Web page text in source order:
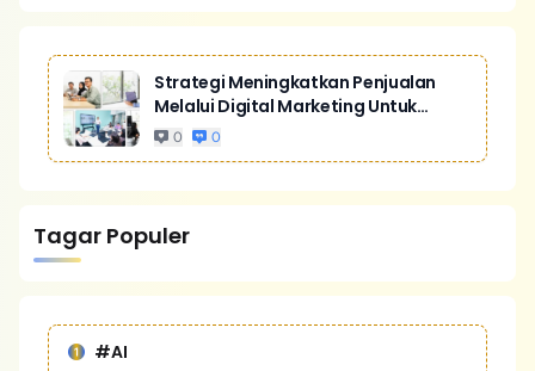
Strategi Meningkatkan Penjualan
Melalui Digital Marketing Untuk
Bisnis Yang Lebih Kompetitif
0 0
Tagar Populer
#AI